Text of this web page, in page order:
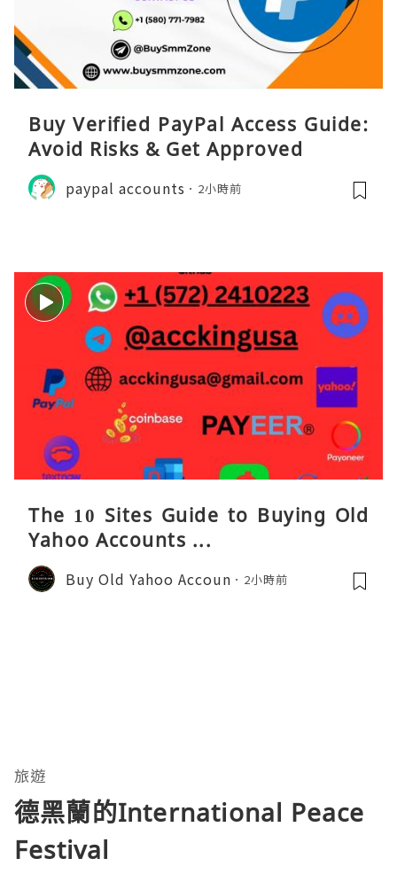
Buy Verified PayPal Access Guide:
Avoid Risks & Get Approved
paypal accounts 2小時前
The 10 Sites Guide to Buying Old
Yahoo Accounts ...
Buy Old Yahoo Accoun 2小時前
旅遊
德黑蘭的International Peace
Festival